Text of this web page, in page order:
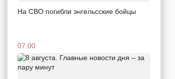
На СВО погибли энгельсские бойцы
07:00